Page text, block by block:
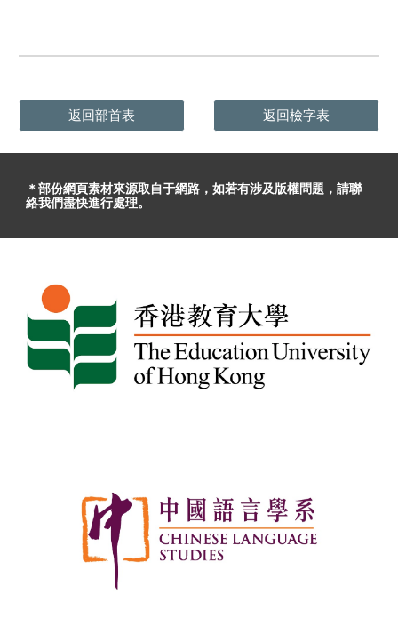
返回部首表 返回檢字表
＊部份網頁素材來源取自于網路，如若有涉及版權問題 ，請聯
絡我們盡快進行處理。